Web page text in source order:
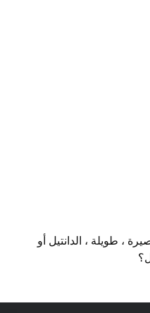
، طويلة ، الدانتيل أو